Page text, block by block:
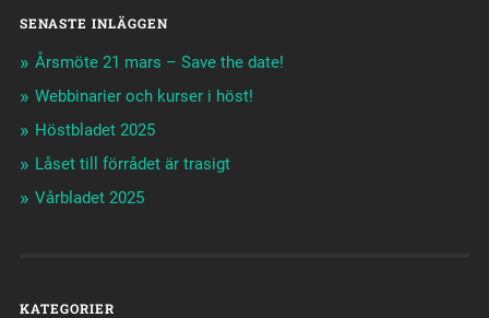
SENASTE INLÄGGEN
Årsmöte 21 mars – Save the date!
Webbinarier och kurser i höst!
Höstbladet 2025
Låset till förrådet är trasigt
Vårbladet 2025
KATEGORIER